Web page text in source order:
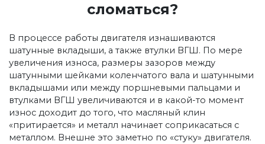
сломаться?
В процессе работы двигателя изнашиваются
шатунные вкладыши, а также втулки ВГШ. По мере
увеличения износа, размеры зазоров между
шатунными шейками коленчатого вала и шатунными
вкладышами или между поршневыми пальцами и
втулками ВГШ увеличиваются и в какой-то момент
износ доходит до того, что масляный клин
«притирается» и металл начинает соприкасаться с
металлом. Внешне это заметно по «стуку» двигателя.